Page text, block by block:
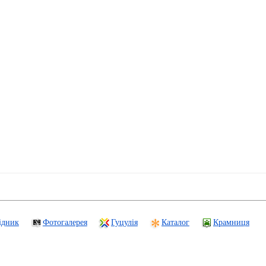
Фотогалерея Гуцулія Каталог Крамниця